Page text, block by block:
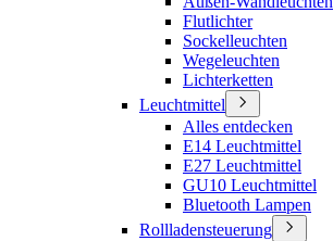
Flutlichter
Sockelleuchten
Wegeleuchten
Lichterketten
Leuchtmittel
Alles entdecken
E14 Leuchtmittel
E27 Leuchtmittel
GU10 Leuchtmittel
Bluetooth Lampen
Rollladensteuerung